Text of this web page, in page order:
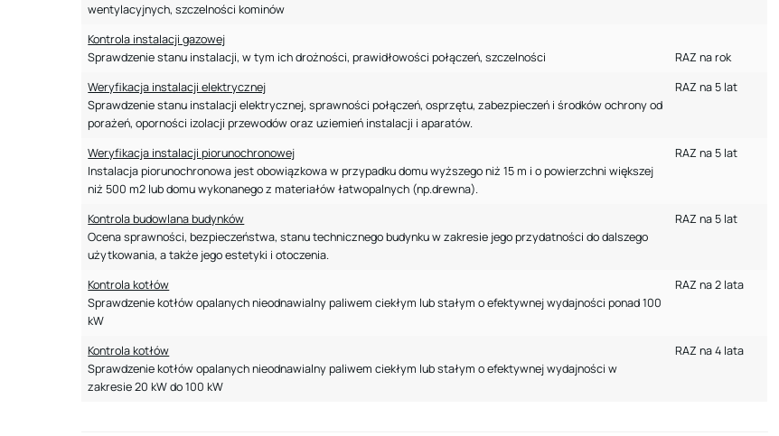
wentylacyjnych, szczelności kominów
Kontrola instalacji gazowej
Sprawdzenie stanu instalacji, w tym ich drożności, prawidłowości połączeń, szczelności
RAZ na rok
Weryfikacja instalacji elektrycznej
Sprawdzenie stanu instalacji elektrycznej, sprawności połączeń, osprzętu, zabezpieczeń i środków ochrony od
porażeń, oporności izolacji przewodów oraz uziemień instalacji i aparatów.
RAZ na 5 lat
Weryfikacja instalacji piorunochronowej
Instalacja piorunochronowa jest obowiązkowa w przypadku domu wyższego niż 15 m i o powierzchni większej
niż 500 m2 lub domu wykonanego z materiałów łatwopalnych (np.drewna).
RAZ na 5 lat
Kontrola budowlana budynków
Ocena sprawności, bezpieczeństwa, stanu technicznego budynku w zakresie jego przydatności do dalszego
użytkowania, a także jego estetyki i otoczenia.
RAZ na 5 lat
Kontrola kotłów
Sprawdzenie kotłów opalanych nieodnawialny paliwem ciekłym lub stałym o efektywnej wydajności ponad 100
kW
RAZ na 2 lata
Kontrola kotłów
Sprawdzenie kotłów opalanych nieodnawialny paliwem ciekłym lub stałym o efektywnej wydajności w
zakresie 20 kW do 100 kW
RAZ na 4 lata